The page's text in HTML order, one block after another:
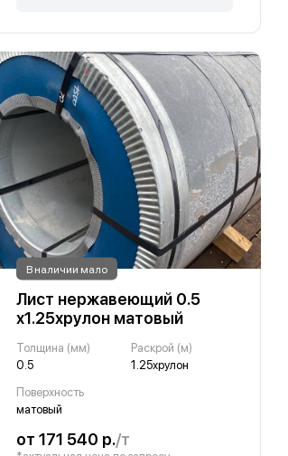
В наличии мало
Лист нержавеющий 0.5
х1.25хрулон матовый
Толщина (мм)
0.5
Раскрой (м)
1.25хрулон
Поверхность
матовый
от 171 540 р./т